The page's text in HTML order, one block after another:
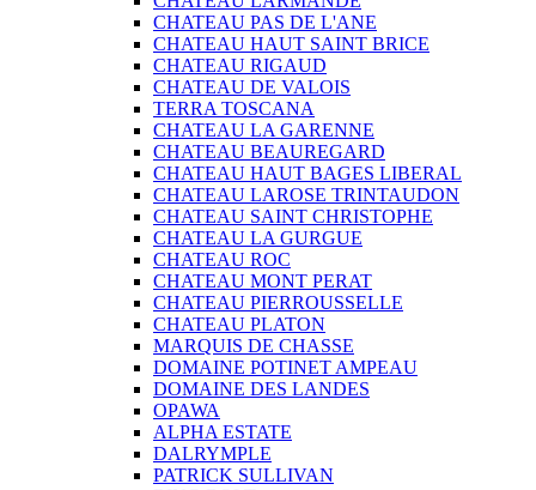
CHATEAU PAS DE L'ANE
CHATEAU HAUT SAINT BRICE
CHATEAU RIGAUD
CHATEAU DE VALOIS
TERRA TOSCANA
CHATEAU LA GARENNE
CHATEAU BEAUREGARD
CHATEAU HAUT BAGES LIBERAL
CHATEAU LAROSE TRINTAUDON
CHATEAU SAINT CHRISTOPHE
CHATEAU LA GURGUE
CHATEAU ROC
CHATEAU MONT PERAT
CHATEAU PIERROUSSELLE
CHATEAU PLATON
MARQUIS DE CHASSE
DOMAINE POTINET AMPEAU
DOMAINE DES LANDES
OPAWA
ALPHA ESTATE
DALRYMPLE
PATRICK SULLIVAN